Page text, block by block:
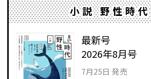
小説 野性時代
最新号
2026年8月号
7月25日 発売